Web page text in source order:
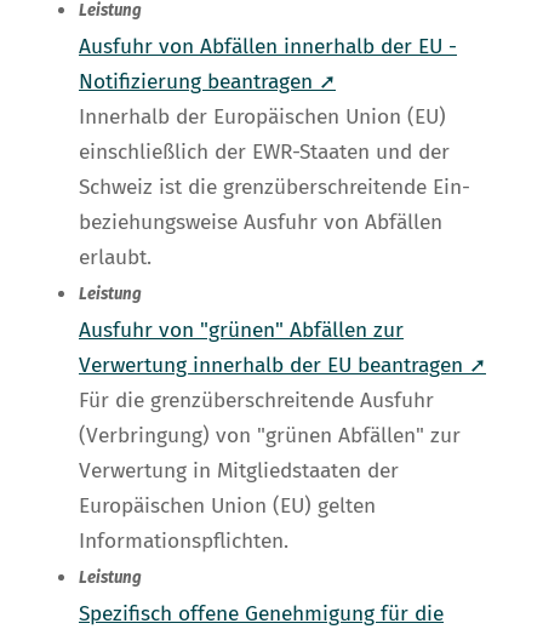
Leistung
Ausfuhr von Abfällen innerhalb der EU -
Notifizierung beantragen ➚
Innerhalb der Europäischen Union (EU)
einschließlich der EWR-Staaten und der
Schweiz ist die grenzüberschreitende Ein-
beziehungsweise Ausfuhr von Abfällen
erlaubt.
Leistung
Ausfuhr von "grünen" Abfällen zur
Verwertung innerhalb der EU beantragen ➚
Für die grenzüberschreitende Ausfuhr
(Verbringung) von "grünen Abfällen" zur
Verwertung in Mitgliedstaaten der
Europäischen Union (EU) gelten
Informationspflichten.
Leistung
Spezifisch offene Genehmigung für die